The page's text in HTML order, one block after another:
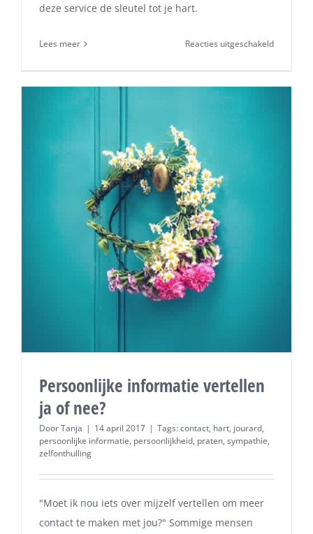
deze service de sleutel tot je hart.
Lees meer Reacties uitgeschakeldvoor
Persoonlijke informatie vertellen
ja of nee?
DoorTanja | 14 april 2017 | Tags:contact, hart, jourard,
persoonlijke informatie, persoonlijkheid, praten, sympathie,
zelfonthulling
"Moet ik nou iets over mijzelf vertellen om meer
contact te maken met jou?" Sommige mensen